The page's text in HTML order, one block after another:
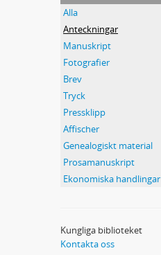
Alla
Anteckningar
Manuskript
Fotografier
Brev
Tryck
Pressklipp
Affischer
Genealogiskt material
Prosamanuskript
Ekonomiska handlingar
Kungliga biblioteket
Kontakta oss